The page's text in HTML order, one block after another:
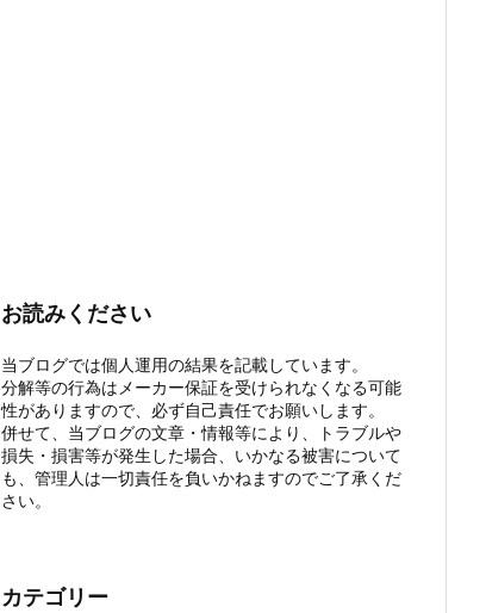
お読みください
当ブログでは個人運用の結果を記載しています。
分解等の行為はメーカー保証を受けられなくなる可能
性がありますので、必ず自己責任でお願いします。
併せて、当ブログの文章・情報等により、トラブルや
損失・損害等が発生した場合、いかなる被害について
も、管理人は一切責任を負いかねますのでご了承くだ
さい。
カテゴリー